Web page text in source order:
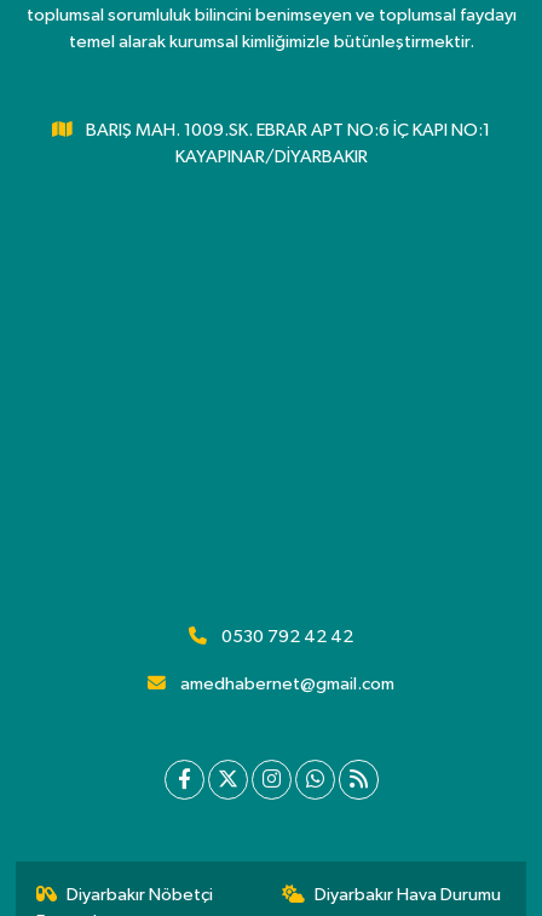
toplumsal sorumluluk bilincini benimseyen ve toplumsal faydayı
temel alarak kurumsal kimliğimizle bütünleştirmektir.
BARIŞ MAH. 1009.SK. EBRAR APT NO:6 İÇ KAPI NO:1
KAYAPINAR/DİYARBAKIR
0530 792 42 42
amedhabernet@gmail.com
Diyarbakır Nöbetçi
Diyarbakır Hava Durumu